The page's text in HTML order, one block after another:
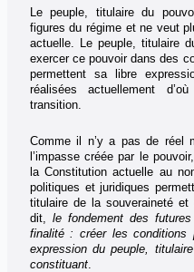
Le peuple, titulaire du
figures du régime et ne veut
actuelle. Le peuple, titulaire
exercer ce pouvoir dans des
permettent sa libre
réalisées actuellement
transition.
Comme il n’y a pas de réel
l’impasse créée par le
la Constitution actuelle au
politiques et juridiques
titulaire de la souveraineté et
dit, le fondement des
finalité : créer les conditions
expression du peuple,
constituant.